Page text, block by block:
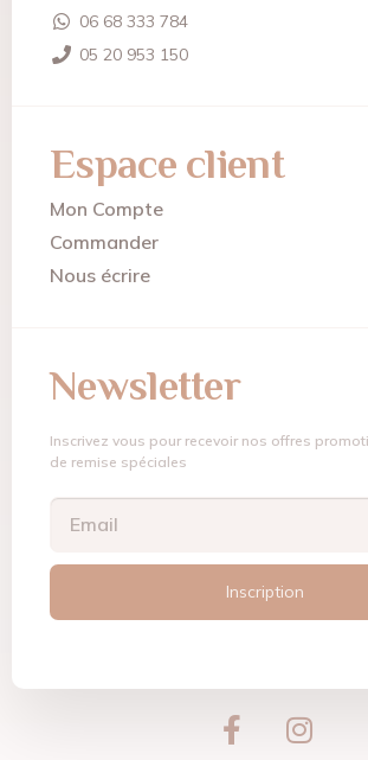
06 68 333 784
05 20 953 150
Espace client
Mon Compte
Commander
Nous écrire
Newsletter
Inscrivez vous pour recevoir nos offres
de remise spéciales
Inscription